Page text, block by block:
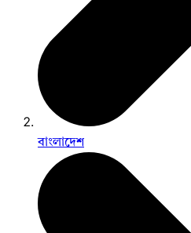
বাংলাদেশ